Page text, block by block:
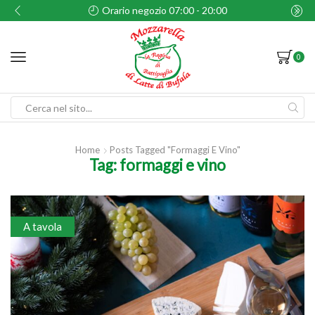
Orario negozio 07:00 - 20:00
0
Home Posts Tagged "formaggi E Vino"
Tag: formaggi e vino
A tavola